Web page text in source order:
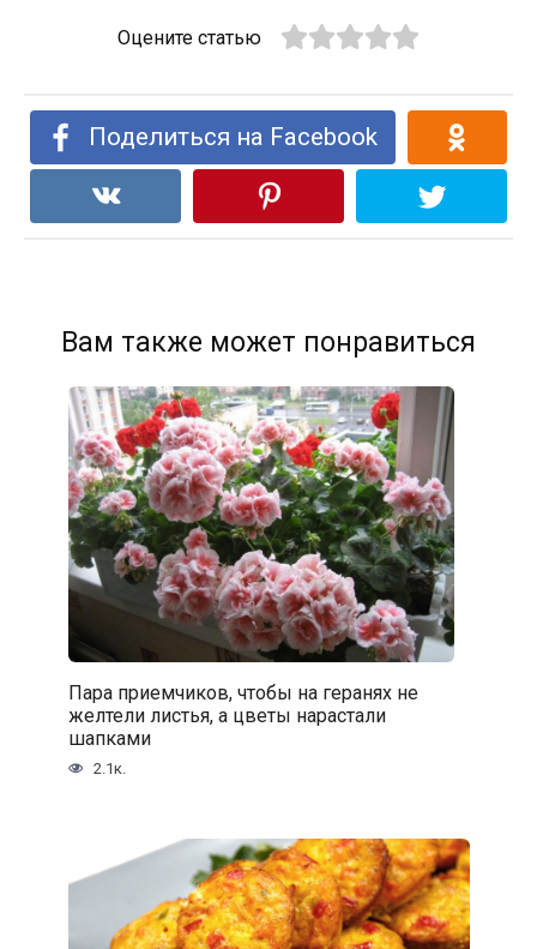
Оцените статью
Поделиться на Facebook
Вам также может понравиться
Пара приемчиков, чтобы на геранях не
желтели листья, а цветы нарастали
шапками
2.1к.